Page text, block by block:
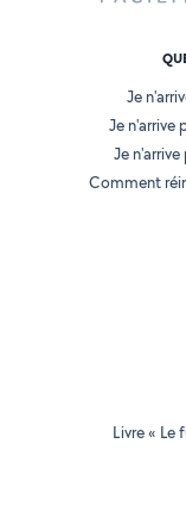
Je
Je n'arrive
Je
Comment
Livre « Le